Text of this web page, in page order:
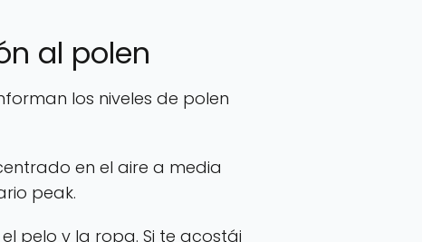
al polen
los niveles de polen
en el aire a media
peak.
pelo y la ropa. Si te acostái